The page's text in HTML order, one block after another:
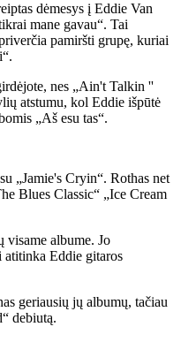
dėmesys į Eddie Van
mane gavau“. Tai
pamiršti grupę, kuriai
nes „Ain't Talkin ''
atstumu, kol Eddie išpūtė
„Aš esu tas“.
„Jamie's Cryin“. Rothas net
Blues Classic“ „Ice Cream
visame albume. Jo
atitinka Eddie gitaros
geriausių jų albumų, tačiau
debiutą.